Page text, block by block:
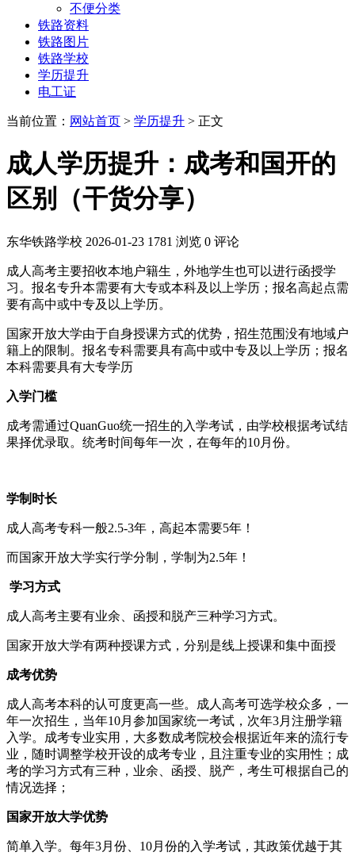
不便分类
铁路资料
铁路图片
铁路学校
学历提升
电工证
当前位置： 网站首页 > 学历提升 > 正文
成人学历提升：成考和国开的
区别（干货分享）
东华铁路学校 2026-01-23 1781 浏览 0 评论
成人高考主要招收本地户籍生，外地学生也可以进行函授学
习。报名专升本需要有大专或本科及以上学历；报名高起点需
要有高中或中专及以上学历。
国家开放大学由于自身授课方式的优势，招生范围没有地域户
籍上的限制。报名专科需要具有高中或中专及以上学历；报名
本科需要具有大专学历
入学门槛
成考需通过QuanGuo统一招生的入学考试，由学校根据考试结
果择优录取。统考时间每年一次，在每年的10月份。
学制时长
成人高考专科一般2.5-3年，高起本需要5年！
而国家开放大学实行学分制，学制为2.5年！
学习方式
成人高考主要有业余、函授和脱产三种学习方式。
国家开放大学有两种授课方式，分别是线上授课和集中面授
成考优势
成人高考本科的认可度更高一些。成人高考可选学校众多，一
年一次招生，当年10月参加国家统一考试，次年3月注册学籍
入学。成考专业实用，大多数成考院校会根据近年来的流行专
业，随时调整学校开设的成考专业，且注重专业的实用性；成
考的学习方式有三种，业余、函授、脱产，考生可根据自己的
情况选择；
国家开放大学优势
简单入学。每年3月份、10月份的入学考试，其政策优越于其